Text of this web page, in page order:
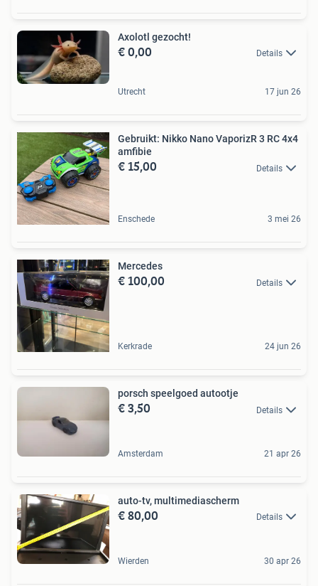
Axolotl gezocht!
€ 0,00 Details
Utrecht 17 jun 26
Gebruikt: Nikko Nano VaporizR 3 RC 4x4
amfibie
€ 15,00 Details
Enschede 3 mei 26
Mercedes
€ 100,00 Details
Kerkrade 24 jun 26
porsch speelgoed autootje
€ 3,50 Details
Amsterdam 21 apr 26
auto-tv, multimediascherm
€ 80,00 Details
Wierden 30 apr 26